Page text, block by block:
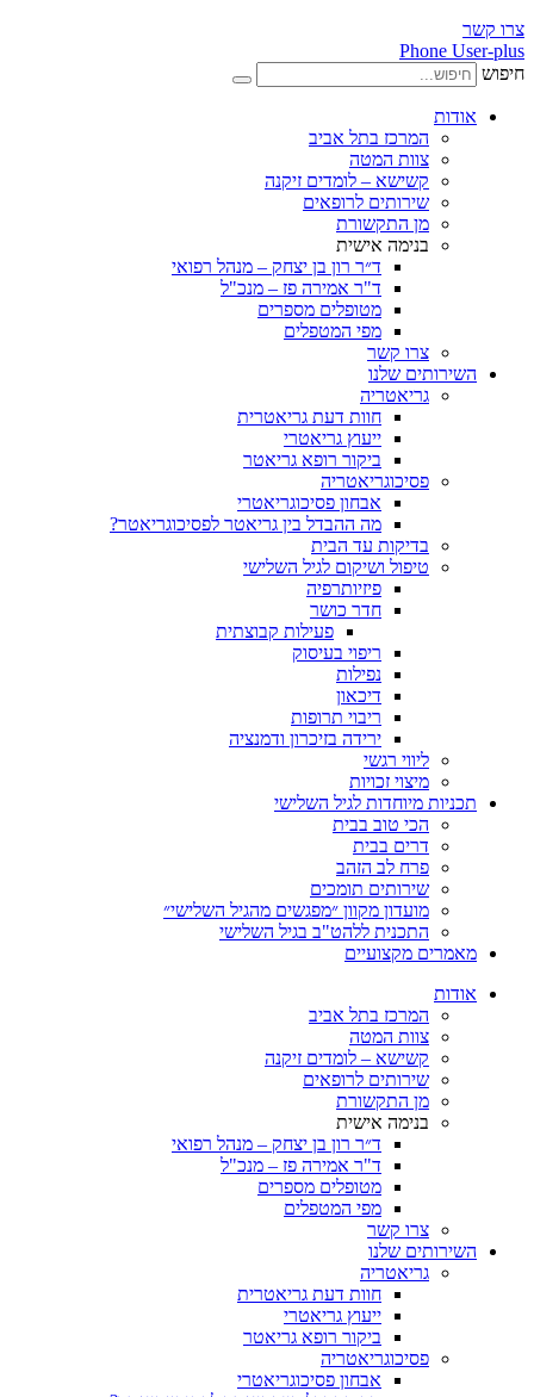
Phone
המרכז בתל אביב
צוות המטה
קשישא – לומדים זיקנה
שירותים לרופאים
מן התקשורת
בנימה אישית
ד״ר רון בן יצחק – מנהל רפואי
ד"ר אמירה פז – מנכ"ל
מטופלים מספרים
מפי המטפלים
שלנו
גריאטריה
חוות דעת גריאטרית
ייעוץ גריאטרי
ביקור רופא גריאטר
פסיכוגריאטריה
אבחון פסיכוגריאטרי
מה ההבדל בין גריאטר לפסיכוגריאטר?
בדיקות עד הבית
טיפול ושיקום לגיל השלישי
פיזיותרפיה
חדר כושר
פעילות קבוצתית
ריפוי בעיסוק
ריבוי תרופות
ירידה בזיכרון ודמנציה
מיצוי זכויות
מיוחדות לגיל השלישי
הכי טוב בבית
דרים בבית
פרח לב הזהב
שירותים תומכים
מועדון מקוון ״מפגשים מהגיל השלישי״
התכנית ללהט"ב בגיל השלישי
מקצועיים
המרכז בתל אביב
צוות המטה
קשישא – לומדים זיקנה
שירותים לרופאים
מן התקשורת
בנימה אישית
ד״ר רון בן יצחק – מנהל רפואי
ד"ר אמירה פז – מנכ"ל
מטופלים מספרים
מפי המטפלים
שלנו
גריאטריה
חוות דעת גריאטרית
ייעוץ גריאטרי
ביקור רופא גריאטר
פסיכוגריאטריה
אבחון פסיכוגריאטרי